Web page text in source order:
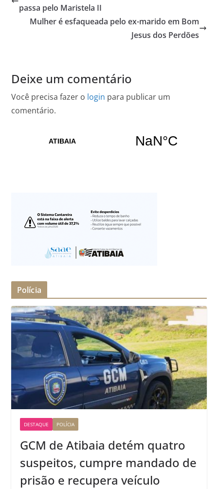
passa pelo Maristela II
Mulher é esfaqueada pelo ex-marido em Bom
Jesus dos Perdões
Deixe um comentário
Você precisa fazer o login para publicar um
comentário.
Polícia
DESTAQUE POLÍCIA
GCM de Atibaia detém quatro
suspeitos, cumpre mandado de
prisão e recupera veículo